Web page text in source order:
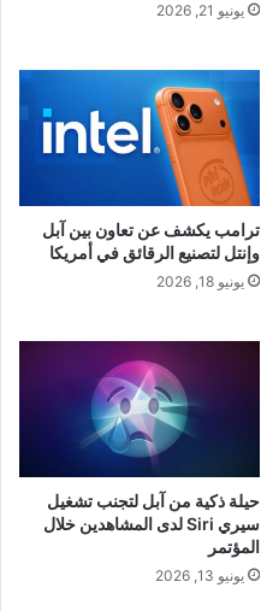
يونيو 21, 2026
ترامب يكشف عن تعاون بين آبل
وإنتل لتصنيع الرقائق في أمريكا
يونيو 18, 2026
حيلة ذكية من آبل لتجنب تشغيل
سيري Siri لدى المشاهدين خلال
المؤتمر
يونيو 13, 2026